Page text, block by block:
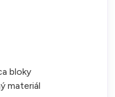
bloky
materiál